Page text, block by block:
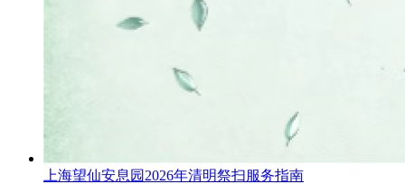
上海望仙安息园2026年清明祭扫服务指南